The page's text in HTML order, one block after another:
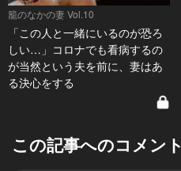
籠のなかの妻 Vol.10
「この人と一緒にいるのが恐ろ
しい…」コロナでも看病するの
が当然という夫を前に、妻はあ
る決心をする
この記事へのコメント